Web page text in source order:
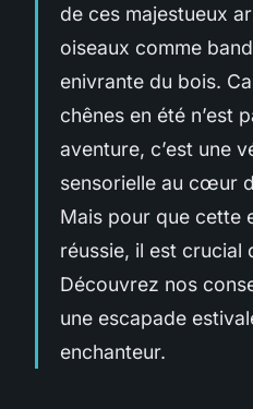
de ces majestueux
oiseaux comme
enivrante du bois.
chênes en été n’est
aventure, c’est une
sensorielle au cœur
Mais pour que cette
réussie, il est crucial
Découvrez nos
une escapade
enchanteur.